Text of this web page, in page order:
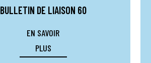
BULLETIN DE LIAISON 60
EN SAVOIR
PLUS